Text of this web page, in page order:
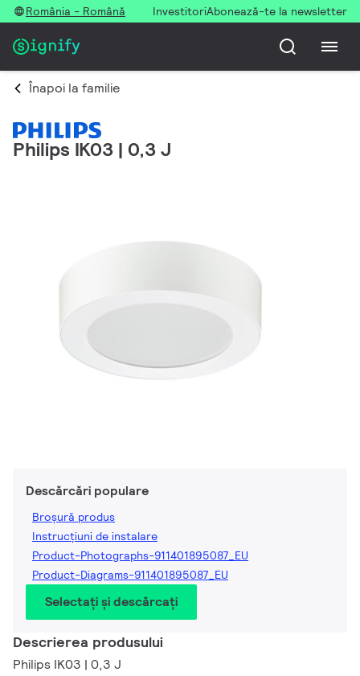
România - Română InvestitoriAbonează-te la newsletter
Înapoi la familie
Philips IK03 | 0,3 J
Descărcări populare
Broșură produs
Instrucțiuni de instalare
Product-Photographs-911401895087_EU
Product-Diagrams-911401895087_EU
Selectați și descărcați
Descrierea produsului
Philips IK03 | 0,3 J